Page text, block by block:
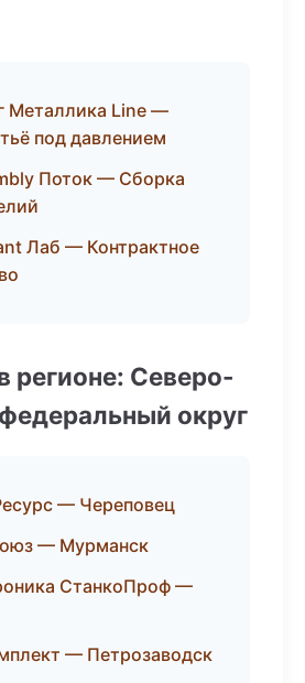
Металлика Line —
под давлением
Поток — Сборка
Лаб — Контрактное
регионе: Северо-
округ
— Череповец
— Мурманск
СтанкоПроф —
— Петрозаводск